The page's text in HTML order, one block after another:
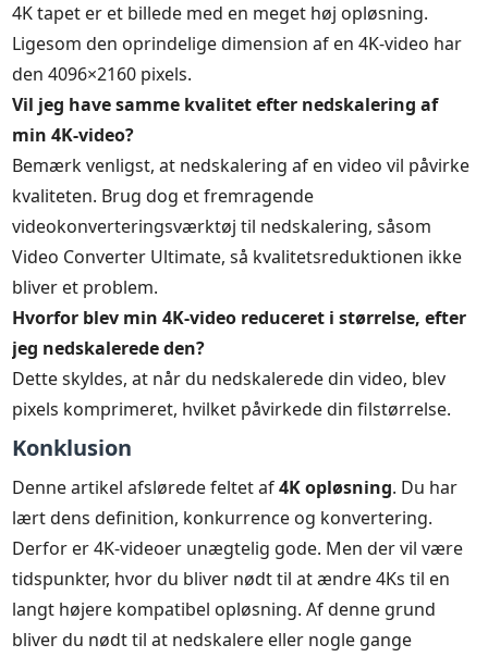
4K tapet er et billede med en meget høj opløsning.
Ligesom den oprindelige dimension af en 4K-video har
den 4096×2160 pixels.
Vil jeg have samme kvalitet efter nedskalering af
min 4K-video?
Bemærk venligst, at nedskalering af en video vil påvirke
kvaliteten. Brug dog et fremragende
videokonverteringsværktøj til nedskalering, såsom
Video Converter Ultimate, så kvalitetsreduktionen ikke
bliver et problem.
Hvorfor blev min 4K-video reduceret i størrelse, efter
jeg nedskalerede den?
Dette skyldes, at når du nedskalerede din video, blev
pixels komprimeret, hvilket påvirkede din filstørrelse.
Konklusion
Denne artikel afslørede feltet af4K opløsning. Du har
lært dens definition, konkurrence og konvertering.
Derfor er 4K-videoer unægtelig gode. Men der vil være
tidspunkter, hvor du bliver nødt til at ændre 4Ks til en
langt højere kompatibel opløsning. Af denne grund
bliver du nødt til at nedskalere eller nogle gange